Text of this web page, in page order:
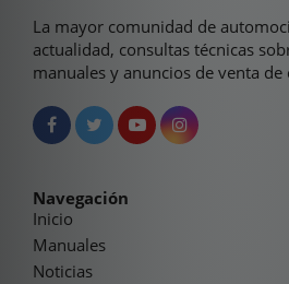
La mayor comunidad de
actualidad, consultas técnicas
manuales y anuncios de venta de
Navegación
Inicio
Manuales
Noticias